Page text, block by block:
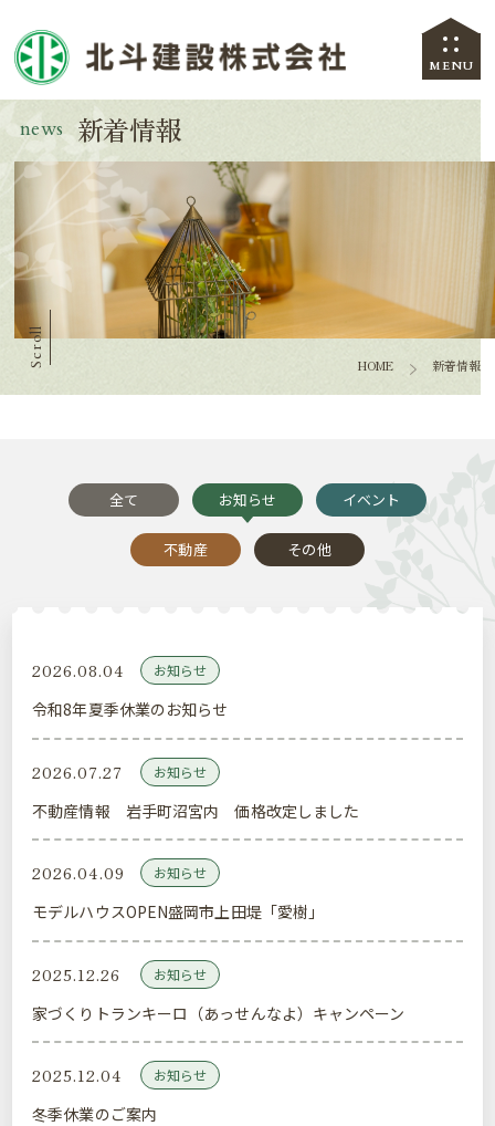
MENU
news 新着情報
Scroll HOME 新着情報
全て お知らせ イベント
不動産 その他
2026.08.04 お知らせ
令和8年夏季休業のお知らせ
2026.07.27 お知らせ
不動産情報 岩手町沼宮内 価格改定しました
2026.04.09 お知らせ
モデルハウスOPEN盛岡市上田堤「愛樹」
2025.12.26 お知らせ
家づくりトランキーロ（あっせんなよ）キャンペーン
2025.12.04 お知らせ
冬季休業のご案内